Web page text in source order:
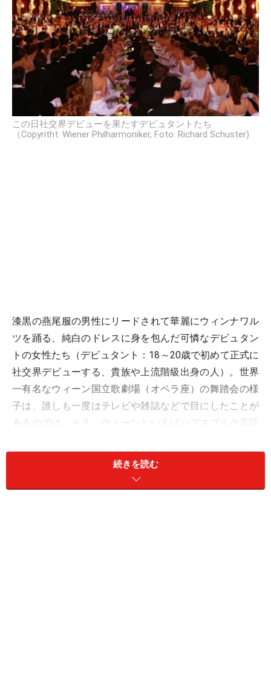
この日社交界デビューを果たすデビュタントたち
（Copyritht: Wiener Philharmoniker, Foto: Richard Schuster)
漆黒の燕尾服の男性にリードされて華麗にウィンナワル
ツを踊る、純白のドレスに身を包んだ可憐なデビュタン
トの女性たち（デビュタント：18～20歳で初めて正式に
社交界デビューする、貴族や上流階級出身の人）。世界
一有名なウィーン国立歌劇場（オペラ座）の舞踏会の様
子は、誰しも一度はテレビや雑誌などで目にしたことが
あるのでは。そう、ウィーンといえばハプスブルク宮廷
続きを読む